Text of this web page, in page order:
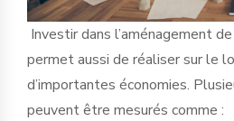
Investir dans l’aménagement
permet aussi de réaliser sur le
d’importantes économies.
peuvent être mesurés comme :